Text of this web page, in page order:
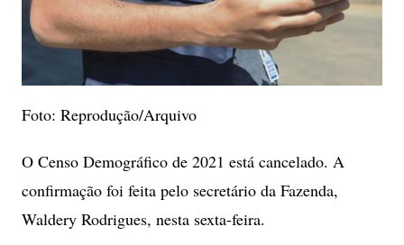
Foto: Reprodução/Arquivo
O Censo Demográfico de 2021 está cancelado. A
confirmação foi feita pelo secretário da Fazenda,
Waldery Rodrigues, nesta sexta-feira.